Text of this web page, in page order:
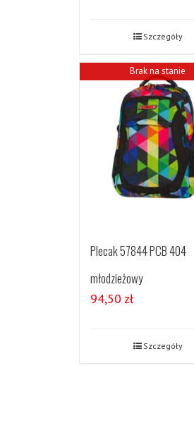
Szczegóły
Brak na stanie
Plecak 57844 PCB 404
młodzieżowy
94,50 zł
Szczegóły